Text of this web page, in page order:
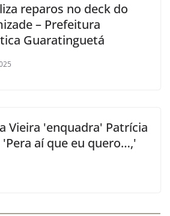
reparos no deck do
– Prefeitura
Guaratinguetá
Vieira 'enquadra' Patrícia
'Pera aí que eu quero…,'